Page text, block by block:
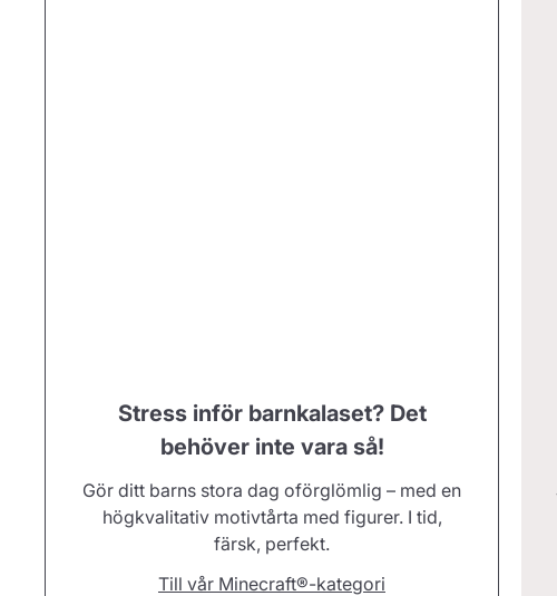
Stress inför barnkalaset? Det
behöver inte vara så!
Gör ditt barns stora dag oförglömlig – med en
högkvalitativ motivtårta med figurer. I tid,
färsk, perfekt.
Till vår Minecraft®-kategori